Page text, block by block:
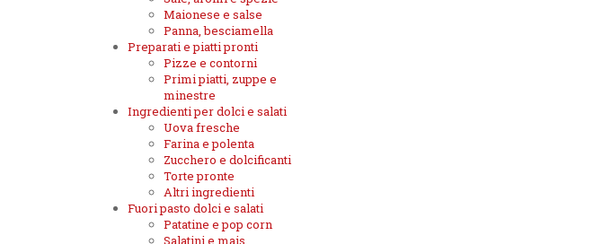
Maionese e salse
Panna, besciamella
Preparati e piatti pronti
Pizze e contorni
Primi piatti, zuppe e
minestre
Ingredienti per dolci e salati
Uova fresche
Farina e polenta
Zucchero e dolcificanti
Torte pronte
Altri ingredienti
Fuori pasto dolci e salati
Patatine e pop corn
Salatini e mais